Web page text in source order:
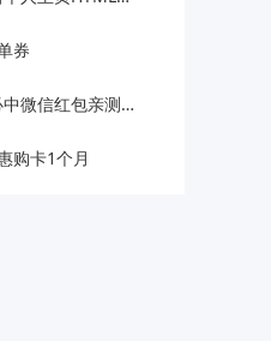
券
信红包亲测1元
购卡1个月